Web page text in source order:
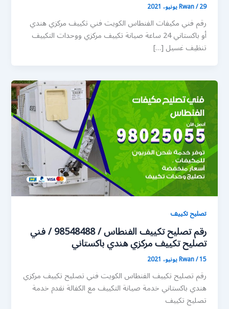
Rwan/29 يونيو، 2021
رقم فني مكيفات الفنطاس الكويت فني تكييف مركزي هندي
أو باكستاني 24 ساعة صيانة تكييف مركزي ووحدات التكييف
تنظيف غسيل […]
تصليح تكييف
رقم تصليح تكييف الفنطاس / 98548488 / فني
تصليح تكييف مركزي هندي باكستاني
Rwan/15 يونيو، 2021
رقم تصليح تكييف الفنطاس الكويت فني تصليح تكييف مركزي
هندي باكستاني خدمة صيانة التكييف مع الكفالة نقدم خدمة
تصليح تكييف